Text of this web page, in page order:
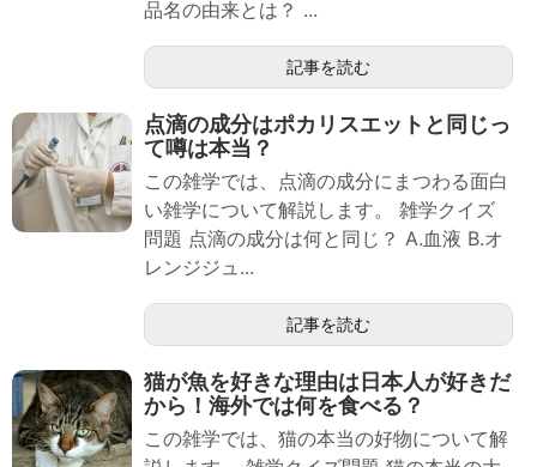
品名の由来とは？ ...
記事を読む
点滴の成分はポカリスエットと同じっ
て噂は本当？
この雑学では、点滴の成分にまつわる面白
い雑学について解説します。 雑学クイズ
問題 点滴の成分は何と同じ？ A.血液 B.オ
レンジジュ...
記事を読む
猫が魚を好きな理由は日本人が好きだ
から！海外では何を食べる？
この雑学では、猫の本当の好物について解